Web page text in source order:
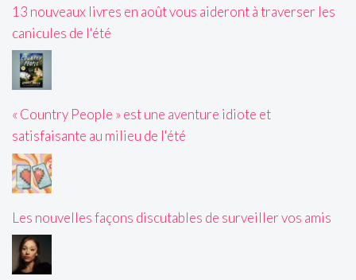
13 nouveaux livres en août vous aideront à traverser les
canicules de l'été
« Country People » est une aventure idiote et
satisfaisante au milieu de l'été
Les nouvelles façons discutables de surveiller vos amis